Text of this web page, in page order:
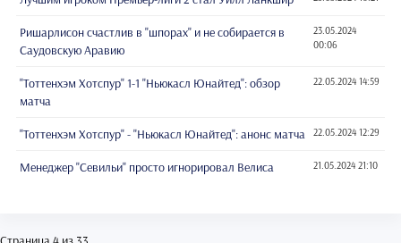
Ришарлисон счастлив в "шпорах" и не собирается в
Саудовскую Аравию
23.05.2024
00:06
"Тоттенхэм Хотспур" 1-1 "Ньюкасл Юнайтед": обзор
матча
22.05.2024 14:59
"Тоттенхэм Хотспур" - "Ньюкасл Юнайтед": анонс матча 22.05.2024 12:29
Менеджер "Севильи" просто игнорировал Велиса 21.05.2024 21:10